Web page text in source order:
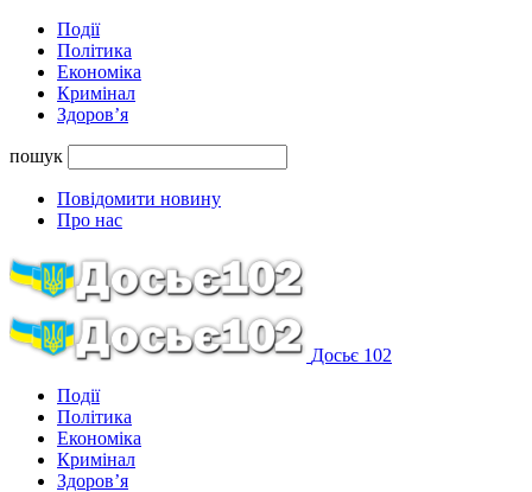
Події
Політика
Економіка
Кримінал
Здоров’я
пошук
Повідомити новину
Про нас
Досьє 102
Події
Політика
Економіка
Кримінал
Здоров’я